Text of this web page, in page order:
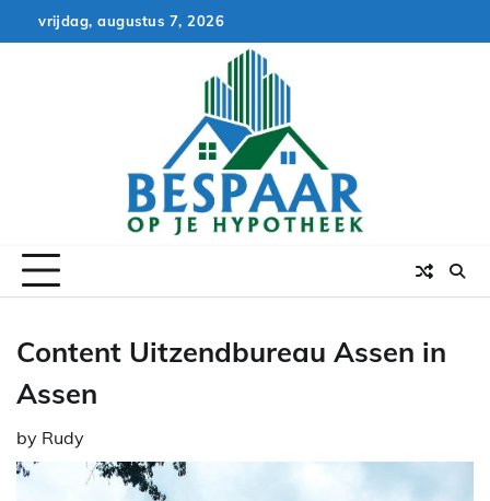
to
vrijdag, augustus 7, 2026
Content Uitzendbureau Assen in
Assen
by Rudy